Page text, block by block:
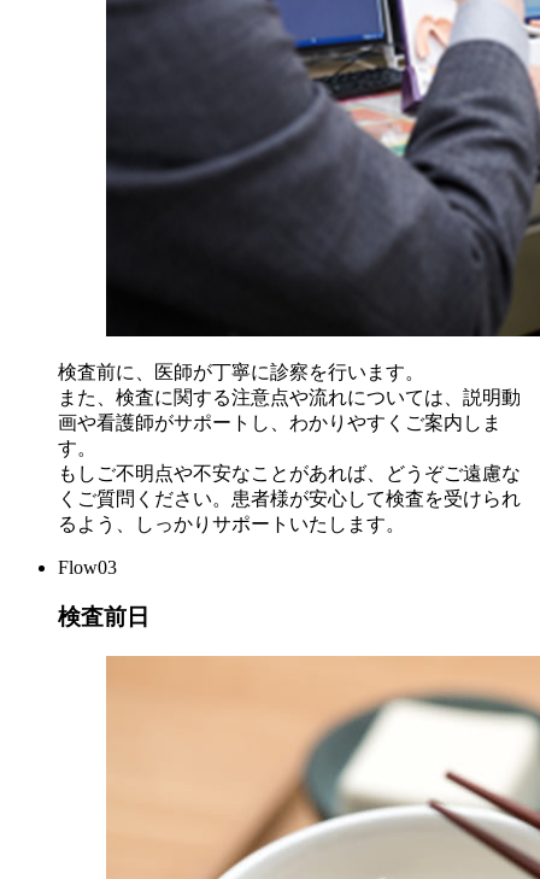
検査前に、医師が丁寧に診察を行います。
また、検査に関する注意点や流れについては、説明動
画や看護師がサポートし、わかりやすくご案内しま
す。
もしご不明点や不安なことがあれば、どうぞご遠慮な
くご質問ください。患者様が安心して検査を受けられ
るよう、しっかりサポートいたします。
Flow03
検査前日